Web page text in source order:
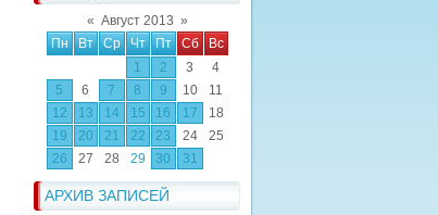
« Август 2013 »
Пн
Вт Ср Чт Пт Сб
Вс
1
2 3
4
5
6 7 8 9 10
11
12
13 14 15 16 17
18
19
20 21 22 23 24
25
26
27 28 29 30 31
АРХИВ ЗАПИСЕЙ